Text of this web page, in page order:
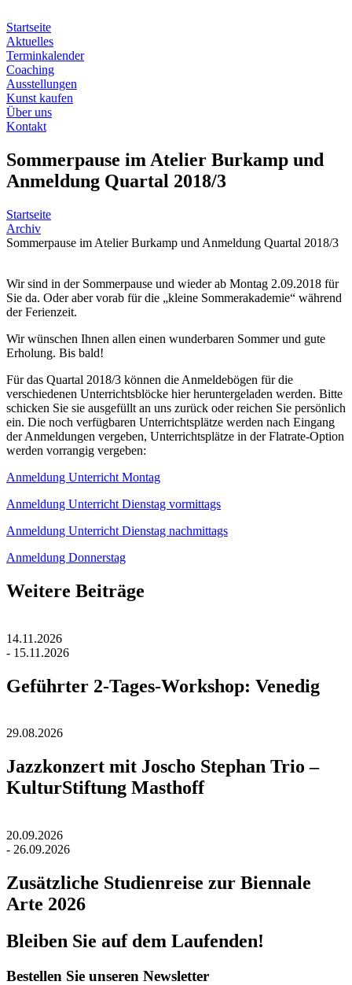
Inhalt
springen
Startseite
Aktuelles
Terminkalender
Coaching
Ausstellungen
Kunst kaufen
Über uns
Kontakt
Sommerpause im Atelier Burkamp und
Anmeldung Quartal 2018/3
Startseite
Archiv
Sommerpause im Atelier Burkamp und Anmeldung Quartal 2018/3
Wir sind in der Sommerpause und wieder ab Montag 2.09.2018 für
Sie da. Oder aber vorab für die „kleine Sommerakademie“ während
der Ferienzeit.
Wir wünschen Ihnen allen einen wunderbaren Sommer und gute
Erholung. Bis bald!
Für das Quartal 2018/3 können die Anmeldebögen für die
verschiedenen Unterrichtsblöcke hier heruntergeladen werden. Bitte
schicken Sie sie ausgefüllt an uns zurück oder reichen Sie persönlich
ein. Die noch verfügbaren Unterrichtsplätze werden nach Eingang
der Anmeldungen vergeben, Unterrichtsplätze in der Flatrate-Option
werden vorrangig vergeben:
Anmeldung Unterricht Montag
Anmeldung Unterricht Dienstag vormittags
Anmeldung Unterricht Dienstag nachmittags
Anmeldung Donnerstag
Weitere Beiträge
14.11.2026
- 15.11.2026
Geführter 2-Tages-Workshop: Venedig
29.08.2026
Jazzkonzert mit Joscho Stephan Trio –
KulturStiftung Masthoff
20.09.2026
- 26.09.2026
Zusätzliche Studienreise zur Biennale
Arte 2026
Bleiben Sie auf dem Laufenden!
Bestellen Sie unseren Newsletter